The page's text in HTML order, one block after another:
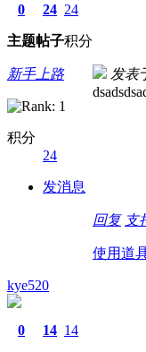
0
主题
24
帖子
24
积分
新手上路
积分
24
发消息
发表
回复 支
使用道
kye520
0 14 14